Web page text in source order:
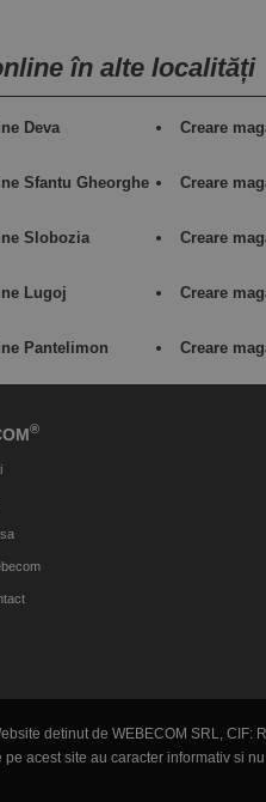
în alte localități
Deva Creare
Sfantu Gheorghe Creare
Slobozia Creare
Lugoj Creare
Pantelimon Creare
®
detinut de WEBECOM SRL, CIF:
pe acest site au caracter informativ si